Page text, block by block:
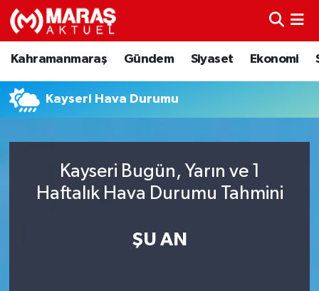
Kahramanmaraş Gündem Siyaset Ekonomi
Kayseri Hava Durumu
Kayseri Bugün, Yarın ve 1
Haftalık Hava Durumu Tahmini
ŞU AN
Kahramanmaraş
Ekonomi
Spor
Nöbetçi Eczaneler
Trafik Durumu
TFF 3.Lig 4.Grup Puan Durumu ve Fikstür